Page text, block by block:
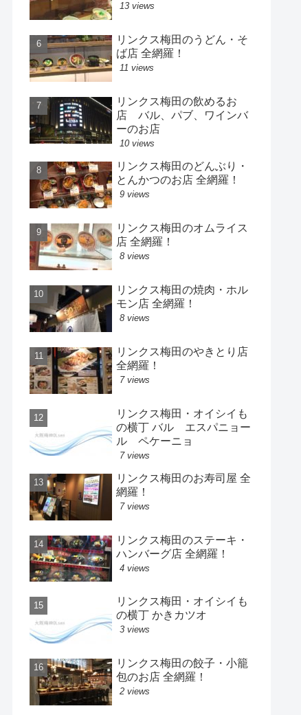
13 views
リンクス梅田のうどん・そ
ば店 全網羅！
11 views
リンクス梅田の飲めるお
店 バル、パブ、ワインバ
ーのお店
10 views
リンクス梅田のどんぶり・
とんかつのお店 全網羅！
9 views
リンクス梅田のオムライス
店 全網羅！
8 views
リンクス梅田の焼肉・ホル
モン店 全網羅！
8 views
リンクス梅田のやきとり店
全網羅！
7 views
リンクス梅田・オイシイも
の横丁 バル エスパニョー
ル ペケーニョ
7 views
リンクス梅田のお寿司屋 全
網羅！
7 views
リンクス梅田のステーキ・
ハンバーグ店 全網羅！
4 views
リンクス梅田・オイシイも
の横丁 かきカツオ
3 views
リンクス梅田の餃子・小籠
包のお店 全網羅！
2 views